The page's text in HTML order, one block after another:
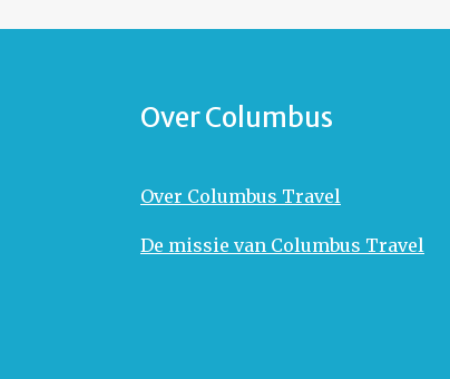
Over Columbus
Over Columbus Travel
De missie van Columbus Travel